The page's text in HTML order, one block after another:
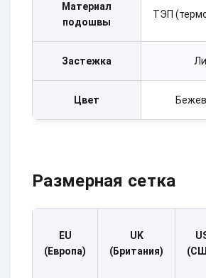
Материал
подошвы
ТЭП
Застежка
Цвет
Размерная сетка
EU
(Европа)
UK
(Британия)